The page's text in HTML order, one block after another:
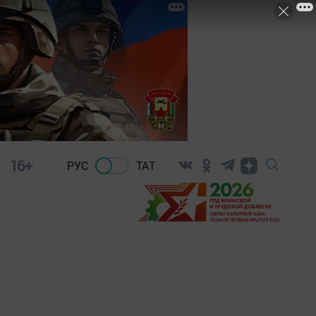
16+ РУС ТАТ